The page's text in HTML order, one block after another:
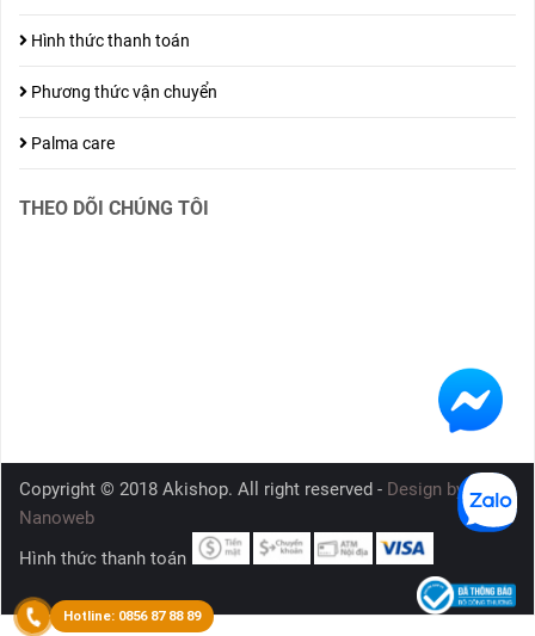
Hình thức thanh toán
Phương thức vận chuyển
Palma care
THEO DÕI CHÚNG TÔI
Copyright © 2018 Akishop. All right reserved - Design by
Nanoweb
Hình thức thanh toán